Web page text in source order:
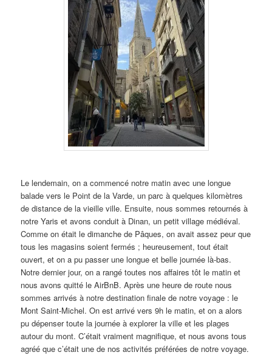
Le lendemain, on a commencé notre matin avec une longue
balade vers le Point de la Varde, un parc à quelques kilomètres
de distance de la vieille ville. Ensuite, nous sommes retournés à
notre Yaris et avons conduit à Dinan, un petit village médiéval.
Comme on était le dimanche de Pâques, on avait assez peur que
tous les magasins soient fermés ; heureusement, tout était
ouvert, et on a pu passer une longue et belle journée là-bas.
Notre dernier jour, on a rangé toutes nos affaires tôt le matin et
nous avons quitté le AirBnB. Après une heure de route nous
sommes arrivés à notre destination finale de notre voyage : le
Mont Saint-Michel. On est arrivé vers 9h le matin, et on a alors
pu dépenser toute la journée à explorer la ville et les plages
autour du mont. C’était vraiment magnifique, et nous avons tous
agréé que c’était une de nos activités préférées de notre voyage.